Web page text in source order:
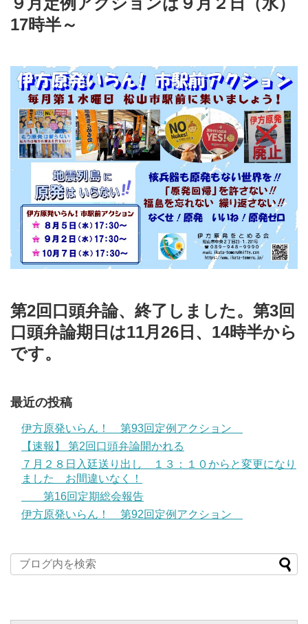
17時半～
第2回口頭弁論、終了しました。第3回
口頭弁論期日は11月26日、14時半から
です。
最近の投稿
伊方原発いらん！ 第93回定例アクション
【速報】 第2回口頭弁論開かれる
７月２８日入廷送り出し １３：１０からと変更になり
ました お間違いなく！
第16回定期総会報告
伊方原発いらん！ 第92回定例アクション